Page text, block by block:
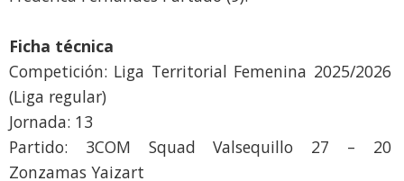
Ficha técnica
Competición: Liga Territorial Femenina 2025/2026
(Liga regular)
Jornada: 13
Partido: 3COM Squad Valsequillo 27 – 20
Zonzamas Yaizart